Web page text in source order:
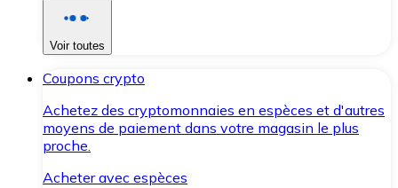
Voir toutes
Coupons crypto
Achetez des cryptomonnaies en espèces et d'autres
moyens de paiement dans votre magasin le plus
proche.
Acheter avec espèces